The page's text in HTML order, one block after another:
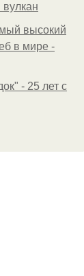
вулкан
высокий
в мире -
- 25 лет с